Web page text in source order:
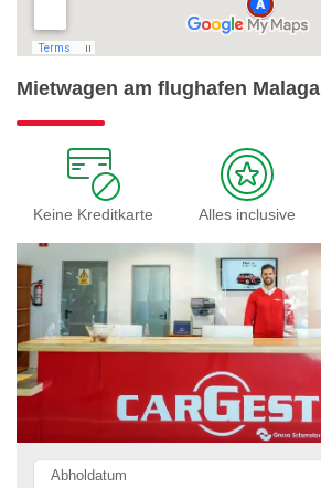
Mietwagen am flughafen Malaga
Keine Kreditkarte Alles inclusive
Abholdatum